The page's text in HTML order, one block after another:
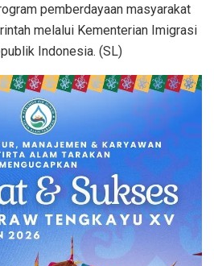
pemberdayaan masyarakat
melalui Kementerian Imigrasi
Indonesia. (SL)